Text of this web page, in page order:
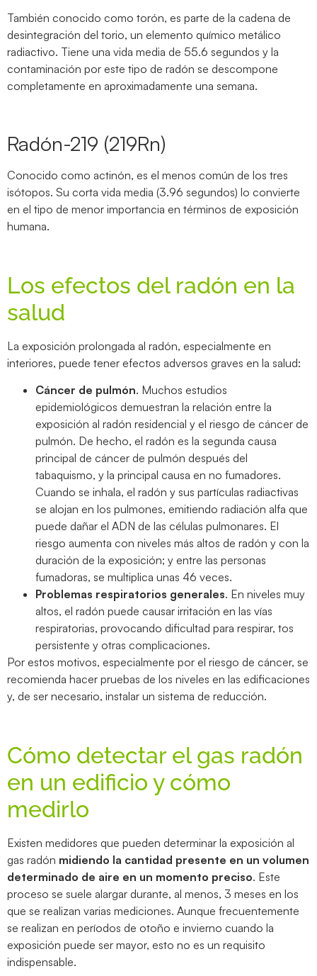
También conocido como torón, es parte de la cadena de
desintegración del torio, un elemento químico metálico
radiactivo. Tiene una vida media de 55.6 segundos y la
contaminación por este tipo de radón se descompone
completamente en aproximadamente una semana.
Radón-219 (219Rn)
Conocido como actinón, es el menos común de los tres
isótopos. Su corta vida media (3.96 segundos) lo convierte
en el tipo de menor importancia en términos de exposición
humana.
Los efectos del radón en la
salud
La exposición prolongada al radón, especialmente en
interiores, puede tener efectos adversos graves en la salud:
Cáncer de pulmón. Muchos estudios
epidemiológicos demuestran la relación entre la
exposición al radón residencial y el riesgo de cáncer de
pulmón. De hecho, el radón es la segunda causa
principal de cáncer de pulmón después del
tabaquismo, y la principal causa en no fumadores.
Cuando se inhala, el radón y sus partículas radiactivas
se alojan en los pulmones, emitiendo radiación alfa que
puede dañar el ADN de las células pulmonares. El
riesgo aumenta con niveles más altos de radón y con la
duración de la exposición; y entre las personas
fumadoras, se multiplica unas 46 veces.
Problemas respiratorios generales. En niveles muy
altos, el radón puede causar irritación en las vías
respiratorias, provocando dificultad para respirar, tos
persistente y otras complicaciones.
Por estos motivos, especialmente por el riesgo de cáncer, se
recomienda hacer pruebas de los niveles en las edificaciones
y, de ser necesario, instalar un sistema de reducción.
Cómo detectar el gas radón
en un edificio y cómo
medirlo
Existen medidores que pueden determinar la exposición al
gas radón midiendo la cantidad presente en un volumen
determinado de aire en un momento preciso. Este
proceso se suele alargar durante, al menos, 3 meses en los
que se realizan varias mediciones. Aunque frecuentemente
se realizan en períodos de otoño e invierno cuando la
exposición puede ser mayor, esto no es un requisito
indispensable.